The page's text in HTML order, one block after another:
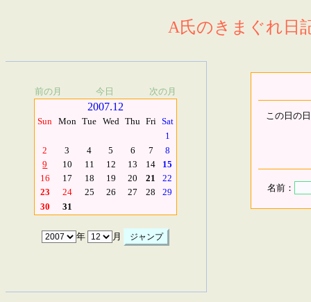
A氏のきまぐれ日
前の月 今日 次の月
2007.12
Sun Mon Tue Wed Thu Fri Sat
1
2
3 4 5 6 7
8
9
10 11 12 13 14
15
16
17 18 19 20 21
22
23
24 25 26 27 28
29
30
31
年 月
この日の
名前：